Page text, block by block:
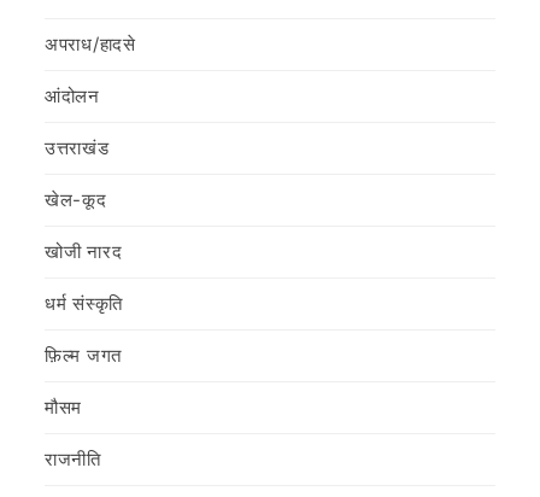
अपराध/हादसे
आंदोलन
उत्तराखंड
खेल-कूद
खोजी नारद
धर्म संस्कृति
फ़िल्‍म जगत
मौसम
राजनीति